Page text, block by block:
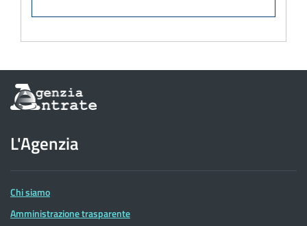
Informazioni
sul
dell'Agenzia
delle
Entrate
L'Agenzia
Chi siamo
Amministrazione trasparente